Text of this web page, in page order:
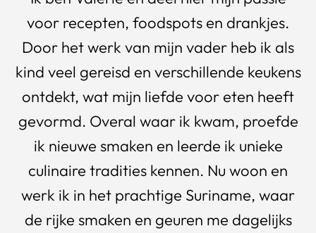
voor recepten, foodspots en drankjes.
Door het werk van mijn vader heb ik als
kind veel gereisd en verschillende keukens
ontdekt, wat mijn liefde voor eten heeft
gevormd. Overal waar ik kwam, proefde
ik nieuwe smaken en leerde ik unieke
culinaire tradities kennen. Nu woon en
werk ik in het prachtige Suriname, waar
de rijke smaken en geuren me dagelijks